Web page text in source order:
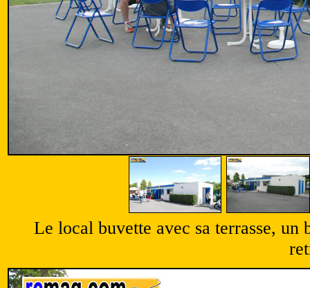
Le local buvette avec sa terrasse,